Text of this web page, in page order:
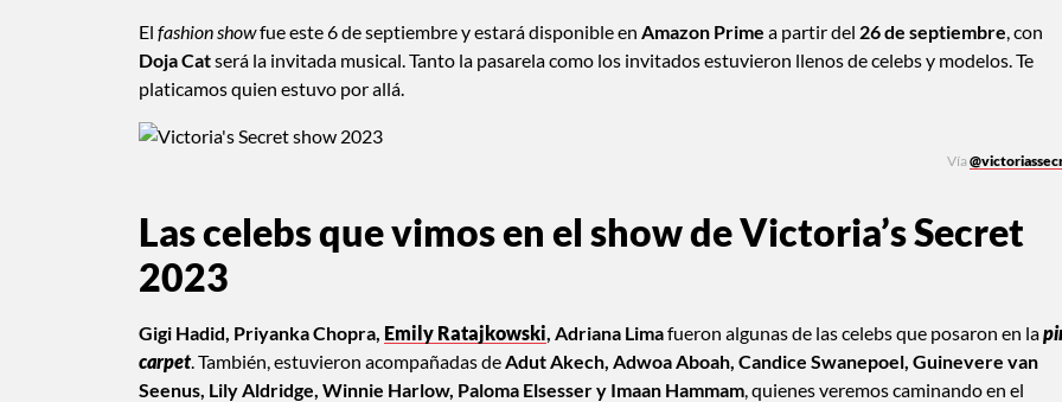
El fashion showfue este 6 de septiembre y estará disponible en Amazon Prime a partir del 26 de septiembre , con
Doja Catserá la invitada musical. Tanto la pasarela como los invitados estuvieron llenos de celebs y modelos. Te
platicamos quien estuvo por allá.
Vía
Las celebs que vimos en el show de Victoria’s Secret
2023
Gigi Hadid, Priyanka Chopra, Emily Ratajkowski , Adriana Limafueron algunas de las celebs que posaron en la
carpet . También, estuvieron acompañadas de Adut Akech, Adwoa Aboah, Candice Swanepoel, Guinevere van
Seenus, Lily Aldridge, Winnie Harlow, Paloma Elsesser y Imaan Hammam , quienes veremos caminando en el